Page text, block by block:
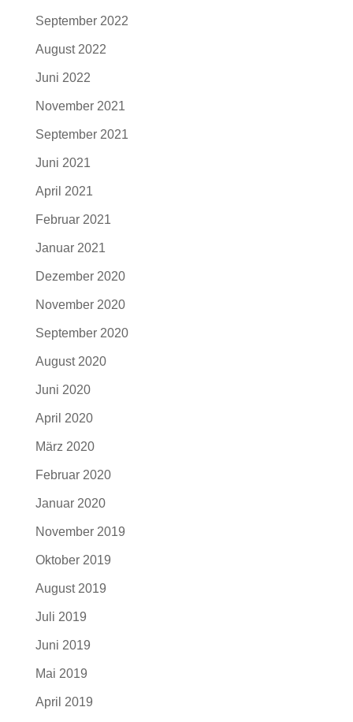
September 2022
August 2022
Juni 2022
November 2021
September 2021
Juni 2021
April 2021
Februar 2021
Januar 2021
Dezember 2020
November 2020
September 2020
August 2020
Juni 2020
April 2020
März 2020
Februar 2020
Januar 2020
November 2019
Oktober 2019
August 2019
Juli 2019
Juni 2019
Mai 2019
April 2019